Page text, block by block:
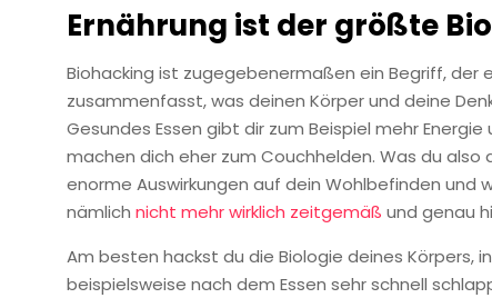
Ernährung ist der größte
Biohacking ist zugegebenermaßen ein Begriff,
zusammenfasst, was deinen Körper und deine
Gesundes Essen gibt dir zum Beispiel mehr
machen dich eher zum Couchhelden. Was du
enorme Auswirkungen auf dein Wohlbefinden und
nämlich nicht mehr wirklich zeitgemäß und genau
Am besten hackst du die Biologie deines Körpers,
beispielsweise nach dem Essen sehr schnell